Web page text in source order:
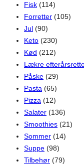
Fisk (114)
Forretter (105)
Jul (90)
Keto (230)
Kød (212)
Lækre
Påske (29)
Pasta (65)
Pizza (12)
Salater (136)
Smoothies (21)
Sommer (14)
Suppe (98)
Tilbehør (79)